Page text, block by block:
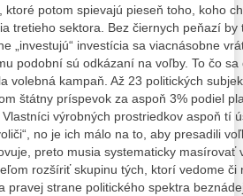
ktoré potom spievajú pieseň toho, koho
tretieho sektora. Bez čiernych peňazí
„investujú“ investícia sa viacnásobne
podobní sú odkázaní na voľby. To čo
volebná kampaň. Až 23 politických
štátny príspevok za aspoň 3% podiel
výrobných prostriedkov aspoň tí
no je ich málo na to, aby presadili
preto musia systematicky masírovať
rozšíriť skupinu tých, ktorí vedome či
pravej strane politického spektra